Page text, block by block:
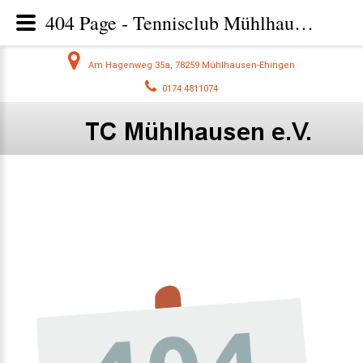
Am Hagenweg 35a, 78259 Mühlhausen-Ehingen
0174 4811074
404 Page - Tennisclub Mühlhausen - Tennis im Hegau beim TC Mühlhausen